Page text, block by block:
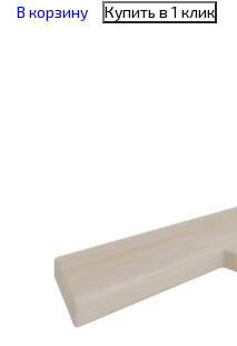
В корзину Купить в 1 клик